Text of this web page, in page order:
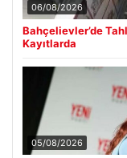
06/08/2026
Bahçelievler’de
Kayıtlarda
05/08/2026